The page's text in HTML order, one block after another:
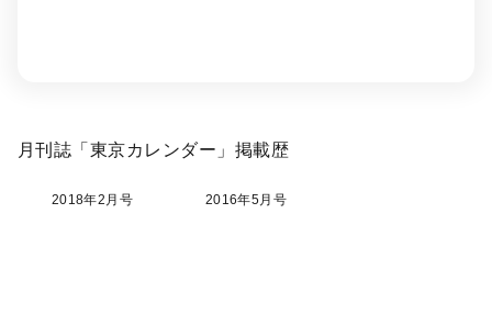
月刊誌「東京カレンダー」掲載歴
2018年2月号 2016年5月号